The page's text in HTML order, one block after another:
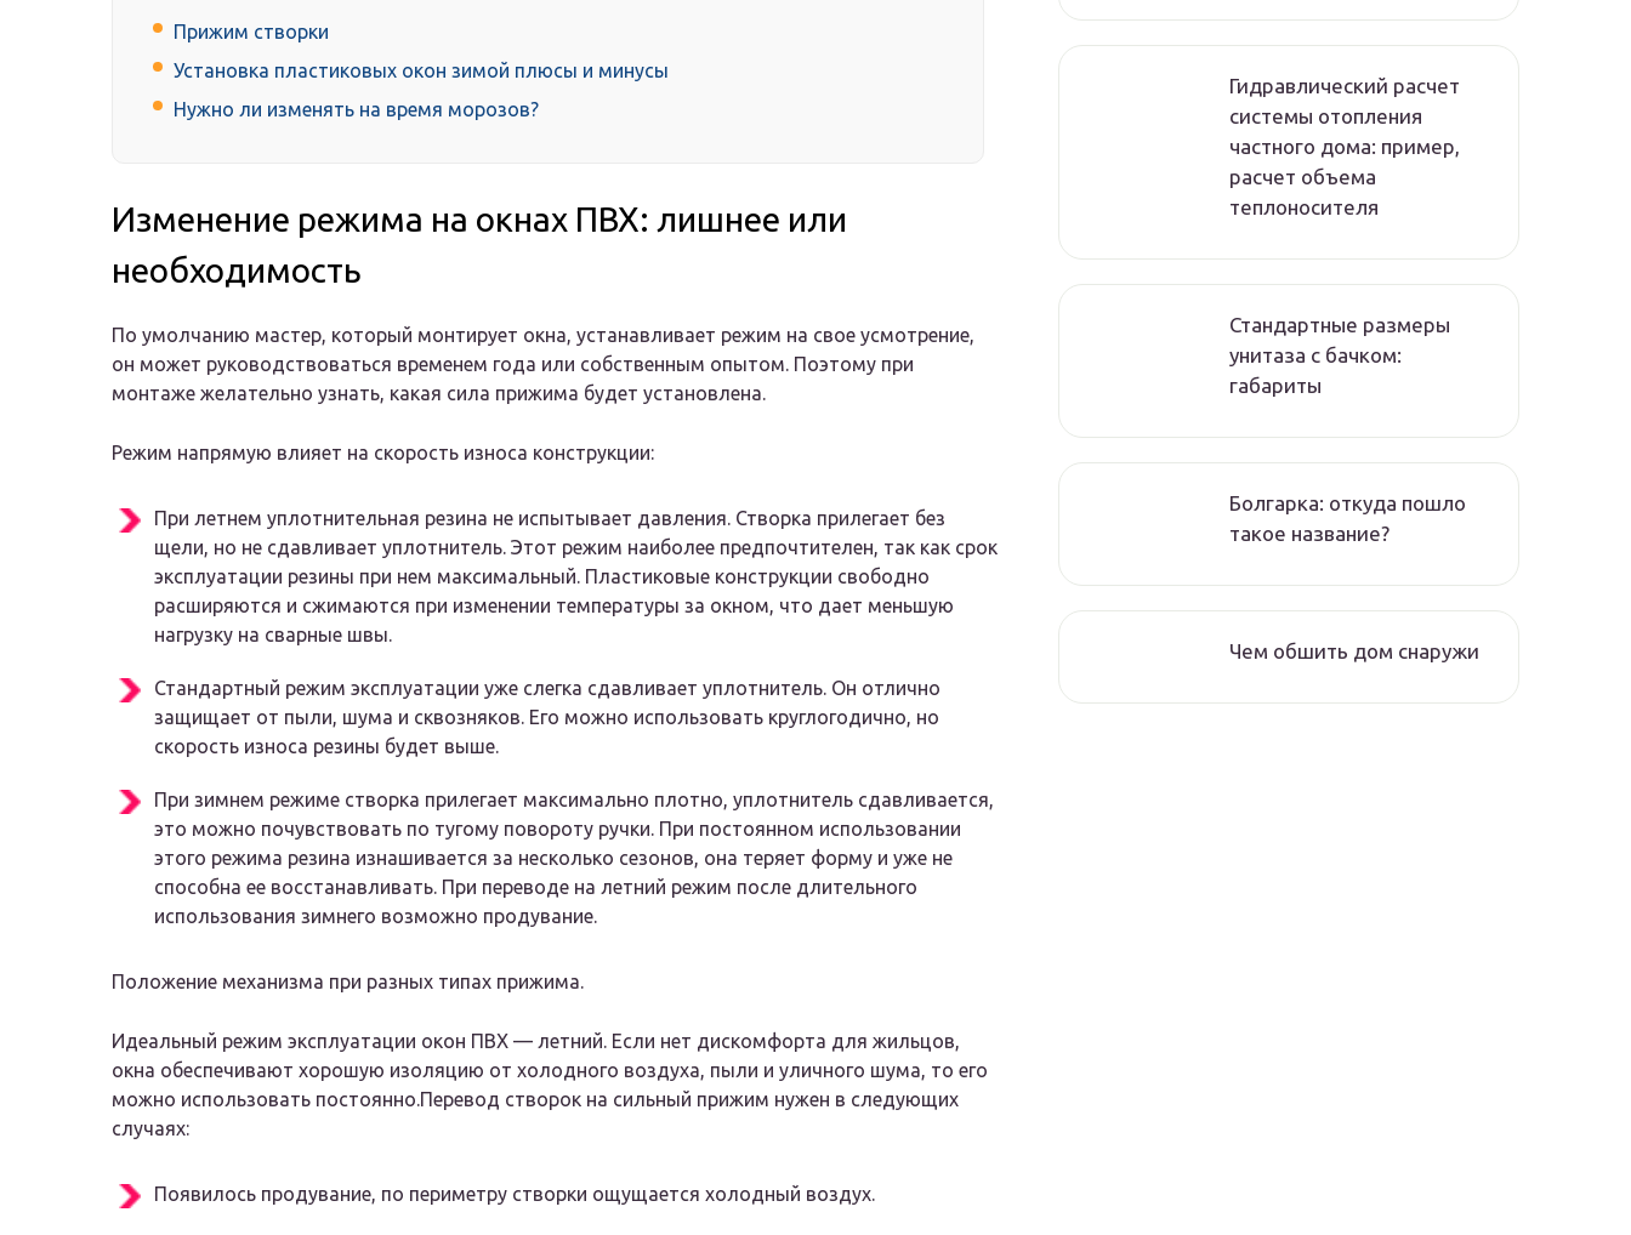
Прижим створки
Установка пластиковых окон зимой плюсы и минусы
Нужно ли изменять на время морозов?
Изменение режима на окнах ПВХ: лишнее или
необходимость
По умолчанию мастер, который монтирует окна, устанавливает режим на свое усмотрение,
он может руководствоваться временем года или собственным опытом. Поэтому при
монтаже желательно узнать, какая сила прижима будет установлена.
Режим напрямую влияет на скорость износа конструкции:
При летнем уплотнительная резина не испытывает давления. Створка прилегает без
щели, но не сдавливает уплотнитель. Этот режим наиболее предпочтителен, так как срок
эксплуатации резины при нем максимальный. Пластиковые конструкции свободно
расширяются и сжимаются при изменении температуры за окном, что дает меньшую
нагрузку на сварные швы.
Стандартный режим эксплуатации уже слегка сдавливает уплотнитель. Он отлично
защищает от пыли, шума и сквозняков. Его можно использовать круглогодично, но
скорость износа резины будет выше.
При зимнем режиме створка прилегает максимально плотно, уплотнитель сдавливается,
это можно почувствовать по тугому повороту ручки. При постоянном использовании
этого режима резина изнашивается за несколько сезонов, она теряет форму и уже не
способна ее восстанавливать. При переводе на летний режим после длительного
использования зимнего возможно продувание.
Положение механизма при разных типах прижима.
Идеальный режим эксплуатации окон ПВХ — летний. Если нет дискомфорта для жильцов,
окна обеспечивают хорошую изоляцию от холодного воздуха, пыли и уличного шума, то его
можно использовать постоянно.Перевод створок на сильный прижим нужен в следующих
случаях:
Появилось продувание, по периметру створки ощущается холодный воздух.
Гидравлический расчет
системы отопления
частного дома: пример,
расчет объема
теплоносителя
Стандартные размеры
унитаза с бачком:
габариты
Болгарка: откуда пошло
такое название?
Чем обшить дом снаружи